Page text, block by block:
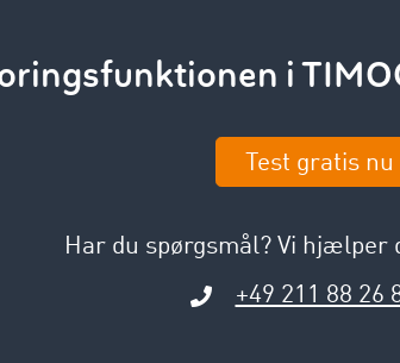
i
Test gratis nu
Har du spørgsmål? Vi hjælper
+49 211 88 26